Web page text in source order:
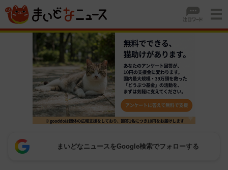
まいどなニュースをGoogle検索でフォローする